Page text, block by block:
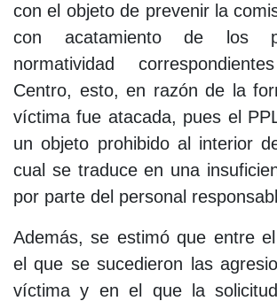
con el objeto de prevenir la
con acatamiento de los
normatividad
Centro, esto, en razón de la
víctima fue atacada, pues el
un objeto prohibido al interior
cual se traduce en una
por parte del personal
Además, se estimó que entre
el que se sucedieron las
víctima y en el que la